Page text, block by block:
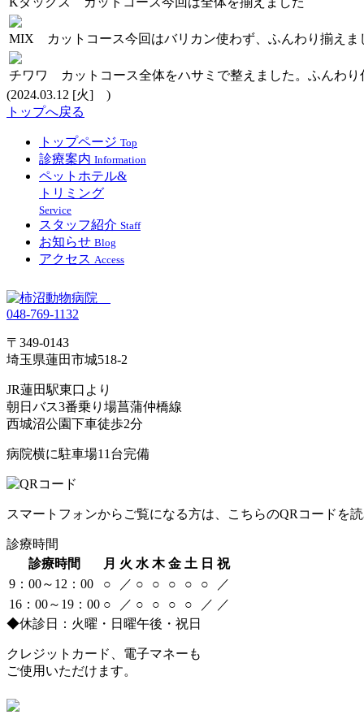
MIX カットコース今回はバリカン使わず、ふんわり揃えま
チワワ カットコース全体をハサミで整えました。ふんわり
(2024.03.12 [火] )
トップへ戻る
トップページ Top
診療案内 Information
ペットホテル&
トリミング
Service
スタッフ紹介 Staff
お知らせ Blog
アクセス Access
048-769-1132
〒349-0143
埼玉県蓮田市城518-2
JR蓮田駅東口より
朝日バス3番乗り場菖蒲仲橋線
西城沼公園下車徒歩2分
病院横に駐車場11台完備
スマートフォンからご覧になる方は、こちらのQRコードを読
診療時間
診療時間
月 火 水 木 金 土 日 祝
9：00～12：00
○ ／ ○ ○ ○ ○ ○
／
16：00～19：00 ○ ／ ○ ○ ○ ○ ／ ／
◆休診日：火曜・日曜午後・祝日
クレジットカード、電子マネーも
ご使用いただけます。